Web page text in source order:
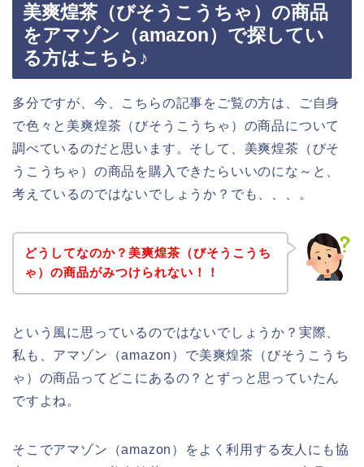
美爽煌茶（びそうこうちゃ）の商品
をアマゾン（amazon）で探してい
る方はこちら♪
多分ですが、今、こちらの記事をご覧の方は、ご自身
で色々と美爽煌茶（びそうこうちゃ）の商品について
調べているのだと思います。そして、美爽煌茶（びそ
うこうちゃ）の商品を購入できたらいいのにな～と、
考えているのではないでしょうか？でも、、、。
どうしてなのか？美爽煌茶（びそうこうち
ゃ）の商品がみつけられない！！
という風に思っているのではないでしょうか？実際、
私も、アマゾン（amazon）で美爽煌茶（びそうこうち
ゃ）の商品ってどこにあるの？とずっと思っていたん
ですよね。
そこでアマゾン（amazon）をよく利用する友人にも協